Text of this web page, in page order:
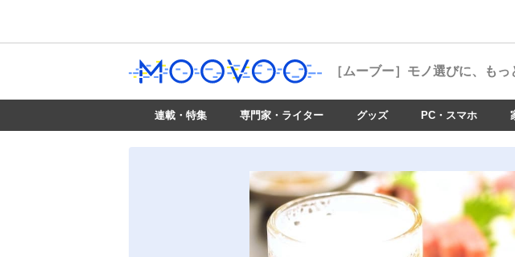
［ムーブー］ モノ選びに、もっ
連載・特集 専門家・ライター グッズ PC・スマホ